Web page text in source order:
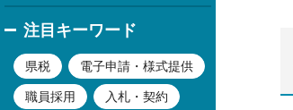
注目キーワード
県税 電子申請・様式提供
職員採用 入札・契約